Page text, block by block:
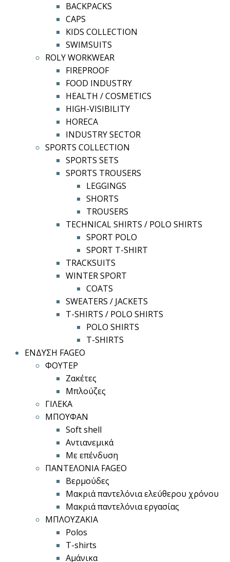
BACKPACKS
CAPS
KIDS COLLECTION
SWIMSUITS
ROLY WORKWEAR
FIREPROOF
FOOD INDUSTRY
HEALTH / COSMETICS
HIGH-VISIBILITY
HORECA
INDUSTRY SECTOR
SPORTS COLLECTION
SPORTS SETS
SPORTS TROUSERS
LEGGINGS
SHORTS
TROUSERS
TECHNICAL SHIRTS / POLO SHIRTS
SPORT POLO
SPORT T-SHIRT
TRACKSUITS
WINTER SPORT
COATS
SWEATERS / JACKETS
T-SHIRTS / POLO SHIRTS
POLO SHIRTS
T-SHIRTS
ΕΝΔΥΣΗ FAGEO
ΦΟΥΤΕΡ
Ζακέτες
Μπλούζες
ΓΙΛΕΚΑ
ΜΠΟΥΦΑΝ
Soft shell
Αντιανεμικά
Με επένδυση
ΠΑΝΤΕΛΟΝΙΑ FAGEO
Βερμούδες
Μακριά παντελόνια ελεύθερου χρόνου
Μακριά παντελόνια εργασίας
ΜΠΛΟΥΖΑΚΙΑ
Polos
T-shirts
Αμάνικα